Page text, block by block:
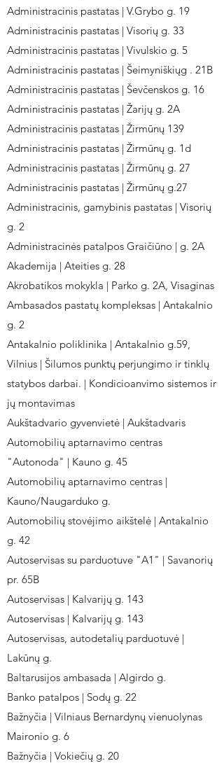
Administracinis pastatas | V.Grybo g. 19
Administracinis pastatas | Visorių g. 33
Administracinis pastatas | Vivulskio g. 5
Administracinis pastatas | Šeimyniškiųg . 21B
Administracinis pastatas | Ševčenskos g. 16
Administracinis pastatas | Žarijų g. 2A
Administracinis pastatas | Žirmūnų 139
Administracinis pastatas | Žirmūnų g. 1d
Administracinis pastatas | Žirmūnų g. 27
Administracinis pastatas | Žirmūnų g.27
Administracinis, gamybinis pastatas | Visorių
g. 2
Administracinės patalpos Graičiūno | g. 2A
Akademija | Ateities g. 28
Akrobatikos mokykla | Parko g. 2A, Visaginas
Ambasados pastatų kompleksas | Antakalnio
g. 2
Antakalnio poliklinika | Antakalnio g.59,
Vilnius | Šilumos punktų perjungimo ir tinklų
statybos darbai. | Kondicioanvimo sistemos ir
jų montavimas
Aukštadvario gyvenvietė | Aukštadvaris
Automobilių aptarnavimo centras
"Autonoda" | Kauno g. 45
Automobilių aptarnavimo centras |
Kauno/Naugarduko g.
Automobilių stovėjimo aikštelė | Antakalnio
g. 42
Autoservisas su parduotuve "A1" | Savanorių
pr. 65B
Autoservisas | Kalvarijų g. 143
Autoservisas | Kalvarijų g. 143
Autoservisas, autodetalių parduotuvė |
Lakūnų g.
Baltarusijos ambasada | Algirdo g.
Banko patalpos | Sodų g. 22
Bažnyčia | Vilniaus Bernardynų vienuolynas
Maironio g. 6
Bažnyčia | Vokiečių g. 20